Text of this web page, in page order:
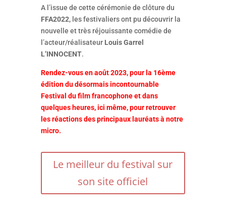
A l’issue de cette cérémonie de clôture du
FFA2022, les festivaliers ont pu découvrir la
nouvelle et très réjouissante comédie de
l’acteur/réalisateur Louis Garrel
L’INNOCENT.
Rendez-vous en août 2023, pour la 16ème
édition du désormais incontournable
Festival du film francophone et dans
quelques heures, ici même, pour retrouver
les réactions des principaux lauréats à notre
micro.
Le meilleur du festival sur
son site officiel